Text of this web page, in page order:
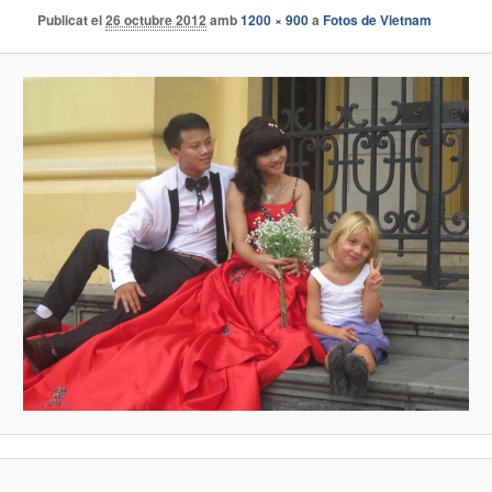
Publicat el26 octubre 2012 amb1200 × 900aFotos de Vietnam